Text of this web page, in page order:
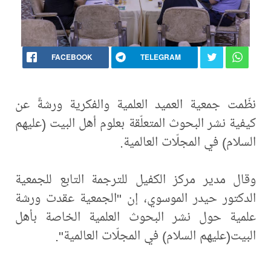
FACEBOOK TELEGRAM
نظّمت جمعية العميد العلمية والفكرية ورشةً عن
كيفية نشر البحوث المتعلّقة بعلوم أهل البيت (عليهم
السلام) في المجلّات العالمية.
وقال مدير مركز الكفيل للترجمة التابع للجمعية
الدكتور حيدر الموسوي، إن "الجمعية عقدت ورشة
علمية حول نشر البحوث العلمية الخاصة بأهل
البيت(عليهم السلام) في المجلّات العالمية".